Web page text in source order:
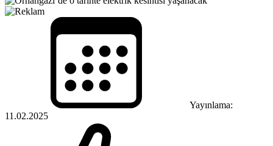
Yayınlama:
11.02.2025